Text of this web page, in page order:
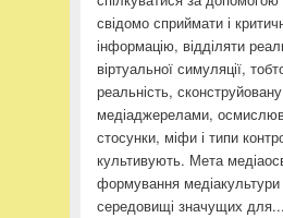
свідомо сприймати і
інформацію, відділяти
віртуальної симуляції,
реальність, сконструйовану
медіаджерелами,
стосунки, міфи і типи
культивують. Мета
формування медіакультури
середовищі значущих для...